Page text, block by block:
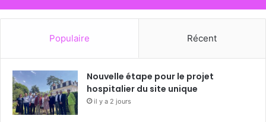
Populaire Récent
Nouvelle étape pour le projet
hospitalier du site unique
il y a 2 jours